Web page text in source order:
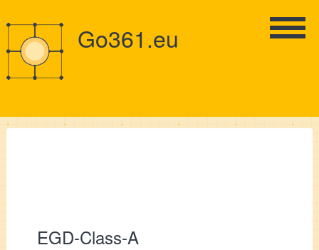
Go361.eu
EGD-Class-A